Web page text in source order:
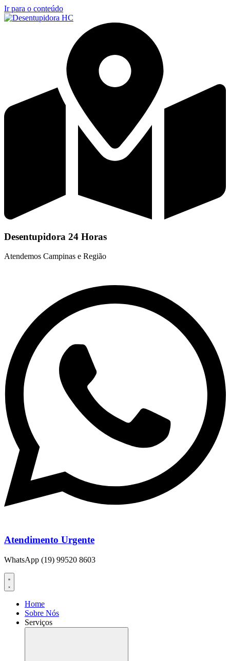
Ir para o conteúdo
Desentupidora 24 Horas
Atendemos Campinas e Região
Atendimento Urgente
WhatsApp (19) 99520 8603
Home
Sobre Nós
Serviços